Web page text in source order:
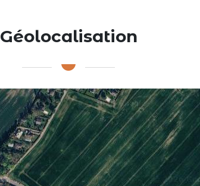
Géolocalisation